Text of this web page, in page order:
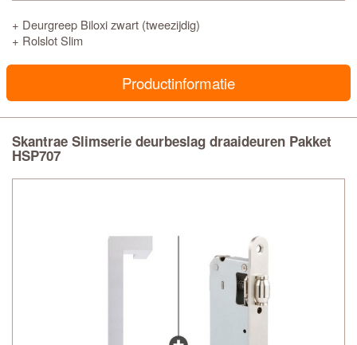
+ Deurgreep Biloxi zwart (tweezijdig)
+ Rolslot Slim
Productinformatie
Skantrae Slimserie deurbeslag draaideuren Pakket
HSP707